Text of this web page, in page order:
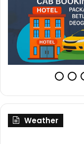
Weather